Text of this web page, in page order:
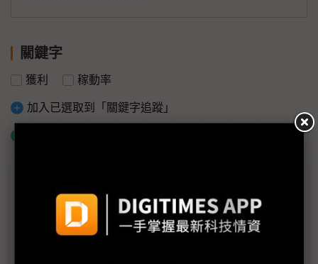
關鍵字
獲利 稼動率
加入已選取到「關鍵字追蹤」
面板產業鏈法說起跑 緊扣2H24景氣脈動